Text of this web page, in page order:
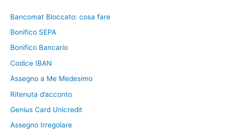
Bancomat Bloccato: cosa fare
Bonifico SEPA
Bonifico Bancario
Codice IBAN
Assegno a Me Medesimo
Ritenuta d’acconto
Genius Card Unicredit
Assegno Irregolare